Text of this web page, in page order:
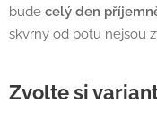
bude celý den
skvrny od potu nejsou
Zvolte si